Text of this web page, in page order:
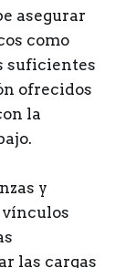
asegurar
como
suficientes
ofrecidos
la
y
las cargas